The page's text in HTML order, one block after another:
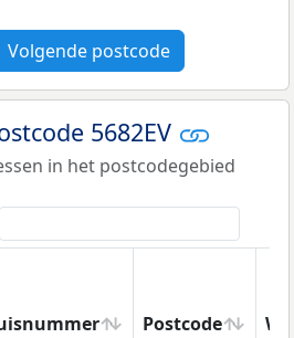
Volgende postcode
5682EV
in het postcodegebied
Postcode